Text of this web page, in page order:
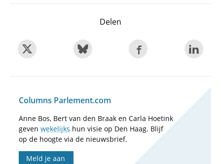
Delen
Columns Parlement.com
Anne Bos, Bert van den Braak en Carla Hoetink
geven wekelijks hun visie op Den Haag. Blijf
op de hoogte via de nieuwsbrief.
Meld je aan